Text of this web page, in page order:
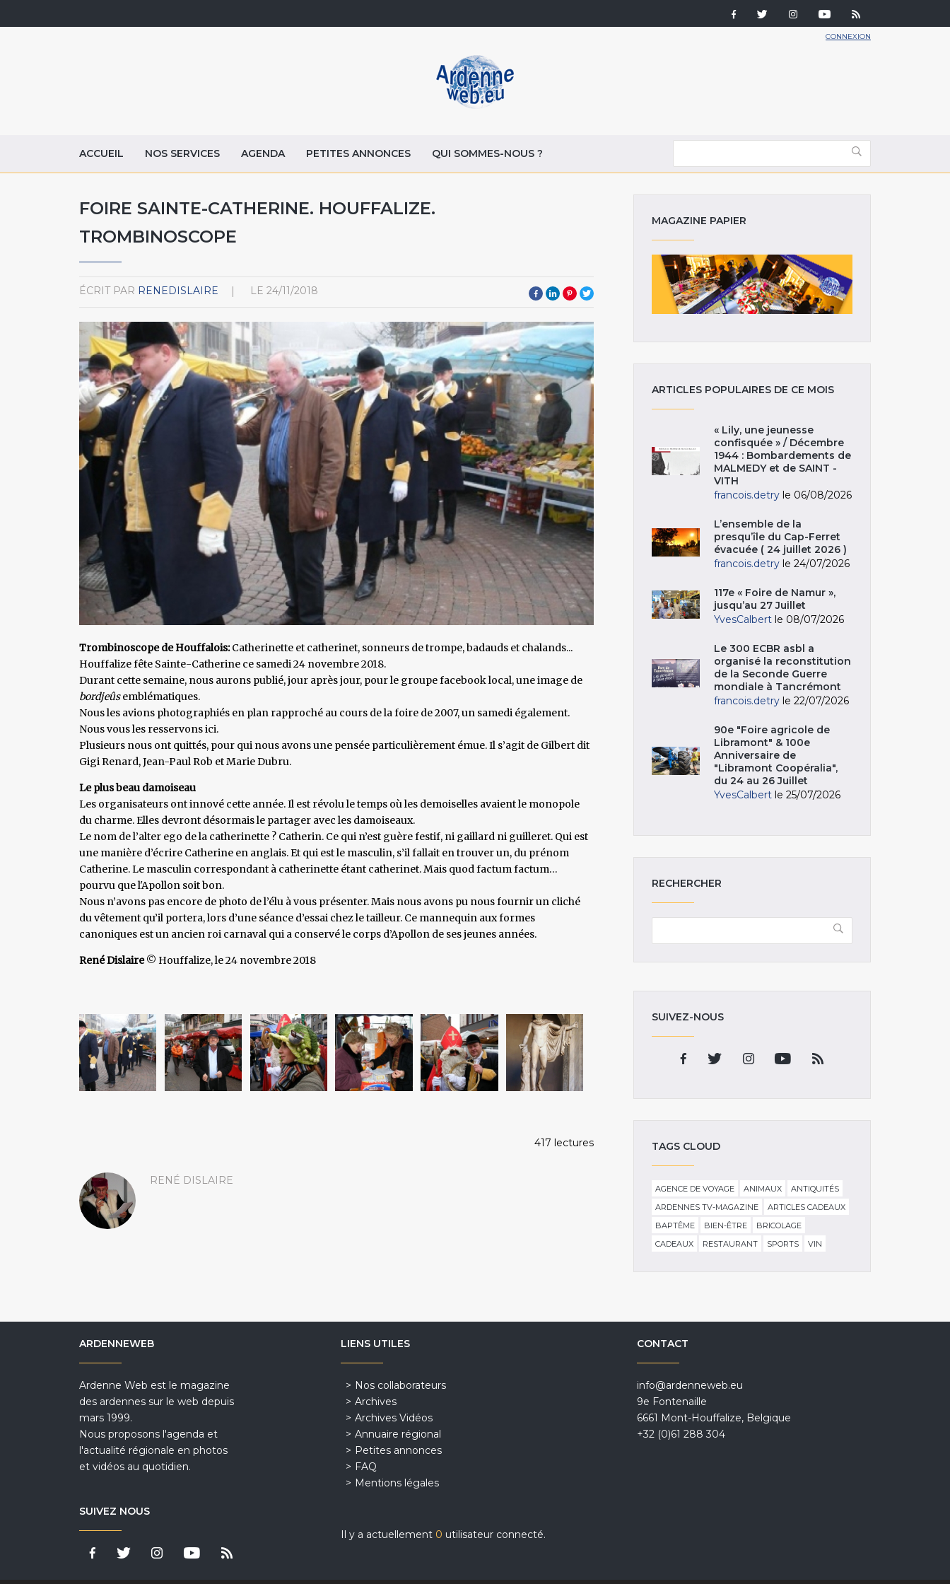
CONNEXION
ACCUEIL NOS SERVICES AGENDA PETITES ANNONCES QUI SOMMES-NOUS ?
FOIRE SAINTE-CATHERINE. HOUFFALIZE.
TROMBINOSCOPE
ÉCRIT PAR RENEDISLAIRE LE 24/11/2018
Trombinoscope de Houffalois:Catherinette et catherinet, sonneurs de trompe, badauds et chalands...
Houffalize fête Sainte-Catherine ce samedi 24 novembre 2018.
Durant cette semaine, nous aurons publié, jour après jour, pour le groupe facebook local, une image de
bordjeûsemblématiques.
Nous les avions photographiés en plan rapproché au cours de la foire de 2007, un samedi également.
Nous vous les resservons ici.
Plusieurs nous ont quittés, pour qui nous avons une pensée particulièrement émue. Il s’agit de Gilbert dit
Gigi Renard, Jean-Paul Rob et Marie Dubru.
Le plus beau damoiseau
Les organisateurs ont innové cette année. Il est révolu le temps où les demoiselles avaient le monopole
du charme. Elles devront désormais le partager avec les damoiseaux.
Le nom de l’alter ego de la catherinette ? Catherin. Ce qui n’est guère festif, ni gaillard ni guilleret. Qui est
une manière d’écrire Catherine en anglais. Et qui est le masculin, s’il fallait en trouver un, du prénom
Catherine. Le masculin correspondant à catherinette étant catherinet. Mais quod factum factum…
pourvu que l'Apollon soit bon.
Nous n’avons pas encore de photo de l’élu à vous présenter. Mais nous avons pu nous fournir un cliché
du vêtement qu’il portera, lors d’une séance d’essai chez le tailleur. Ce mannequin aux formes
canoniques est un ancien roi carnaval qui a conservé le corps d’Apollon de ses jeunes années.
René Dislaire© Houffalize, le 24 novembre 2018
417 lectures
RENÉ DISLAIRE
MAGAZINE PAPIER
ARTICLES POPULAIRES DE CE MOIS
« Lily, une jeunesse
confisquée » / Décembre
1944 : Bombardements de
MALMEDY et de SAINT -
VITH
francois.detry le 06/08/2026
L’ensemble de la
presqu’île du Cap-Ferret
évacuée ( 24 juillet 2026 )
francois.detry le 24/07/2026
117e « Foire de Namur »,
jusqu’au 27 Juillet
YvesCalbert le 08/07/2026
Le 300 ECBR asbl a
organisé la reconstitution
de la Seconde Guerre
mondiale à Tancrémont
francois.detry le 22/07/2026
90e "Foire agricole de
Libramont" & 100e
Anniversaire de
"Libramont Coopéralia",
du 24 au 26 Juillet
YvesCalbert le 25/07/2026
RECHERCHER
SUIVEZ-NOUS
TAGS CLOUD
AGENCE DE VOYAGE ANIMAUX
ANTIQUITÉS
ARDENNES TV-MAGAZINE
ARTICLES CADEAUX
BAPTÊME
BIEN-ÊTRE
BRICOLAGE
CADEAUX
RESTAURANT SPORTS VIN
ARDENNEWEB
Ardenne Web est le magazine
des ardennes sur le web depuis
mars 1999.
Nous proposons l'agenda et
l'actualité régionale en photos
et vidéos au quotidien.
SUIVEZ NOUS
LIENS UTILES
Nos collaborateurs
Archives
Archives Vidéos
Annuaire régional
Petites annonces
FAQ
Mentions légales
Il y a actuellement 0 utilisateur connecté.
CONTACT
info@ardenneweb.eu
9e Fontenaille
6661 Mont-Houffalize, Belgique
+32 (0)61 288 304